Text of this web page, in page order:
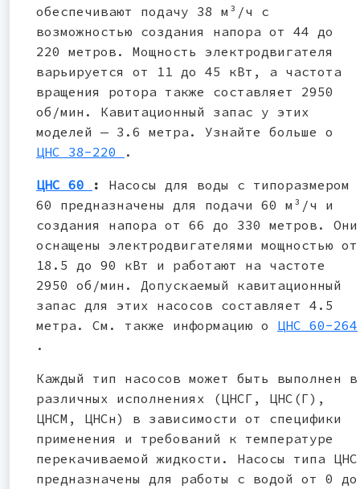
обеспечивают подачу 38 м³/ч с
возможностью создания напора от 44 до
220 метров. Мощность электродвигателя
варьируется от 11 до 45 кВт, а частота
вращения ротора также составляет 2950
об/мин. Кавитационный запас у этих
моделей — 3.6 метра. Узнайте больше о
ЦНС 38-220
.
ЦНС 60 : Насосы для воды с типоразмером
60 предназначены для подачи 60 м³/ч и
создания напора от 66 до 330 метров. Они
оснащены электродвигателями мощностью от
18.5 до 90 кВт и работают на частоте
2950 об/мин. Допускаемый кавитационный
запас для этих насосов составляет 4.5
метра. См. также информацию о ЦНС 60-264
.
Каждый тип насосов может быть выполнен в
различных исполнениях (ЦНСГ, ЦНС(Г),
ЦНСМ, ЦНСн) в зависимости от специфики
применения и требований к температуре
перекачиваемой жидкости. Насосы типа ЦНС
предназначены для работы с водой от 0 до